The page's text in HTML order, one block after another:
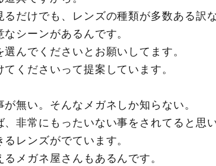
だけでも、レンズの種類が多数ある訳な
シーンがあるんです。
んでくださいとお願いしてます。
くださいって提案しています。
無い。そんなメガネしか知らない。
非常にもったいない事をされてると思い
レンズがでています。
メガネ屋さんもあるんです。